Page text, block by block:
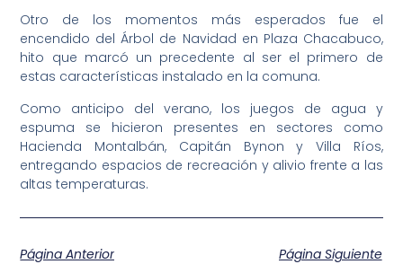
Otro de los momentos más esperados fue el
encendido del Árbol de Navidad en Plaza Chacabuco,
hito que marcó un precedente al ser el primero de
estas características instalado en la comuna.
Como anticipo del verano, los juegos de agua y
espuma se hicieron presentes en sectores como
Hacienda Montalbán, Capitán Bynon y Villa Ríos,
entregando espacios de recreación y alivio frente a las
altas temperaturas.
Página Anterior Página Siguiente